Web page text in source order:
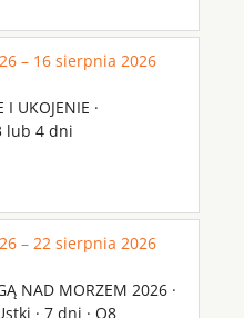
– 16 sierpnia 2026
UKOJENIE ·
lub 4 dni
– 22 sierpnia 2026
NAD MORZEM 2026 ·
· 7 dni · O8